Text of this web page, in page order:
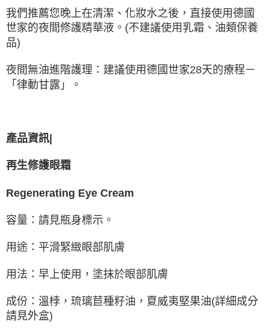
我們推薦您晚上在清潔、化妝水之後，直接使用德國
世家的夜間修護精華液。(不建議使用乳霜、油類保養
品)
夜間無油進階護理：建議使用德國世家28天的療程－
「律動甘露」。
產品資訊|
再生修護眼霜
Regenerating Eye Cream
容量：請見瓶身標示。
用途：平滑緊緻眼部肌膚
用法：早上使用，塗抹於眼部肌膚
成份：溫桲，琉璃苣種籽油，夏威夷堅果油(詳細成分
請見外盒)